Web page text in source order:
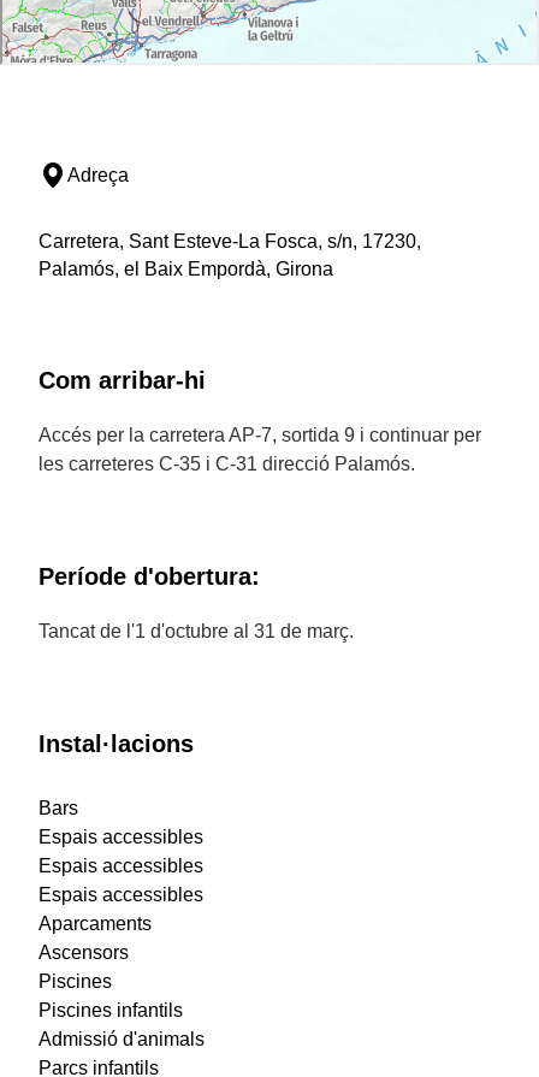
Adreça
Carretera, Sant Esteve-La Fosca, s/n, 17230,
Palamós, el Baix Empordà, Girona
Com arribar-hi
Accés per la carretera AP-7, sortida 9 i continuar per
les carreteres C-35 i C-31 direcció Palamós.
Període d'obertura:
Tancat de l'1 d'octubre al 31 de març.
Instal·lacions
Bars
Espais accessibles
Espais accessibles
Espais accessibles
Aparcaments
Ascensors
Piscines
Piscines infantils
Admissió d'animals
Parcs infantils